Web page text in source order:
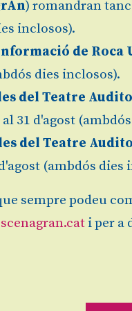
RUCS, LA
Teatre Auditori
) romandran
inclosos).
de Roca
dies inclosos).
del Teatre
31 d'agost
del Teatre
(ambdós dies
sempre podeu
i per a